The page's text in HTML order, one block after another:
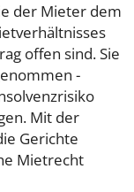
der Mieter dem
offen sind. Sie
-
Mit der
Gerichte
Mietrecht